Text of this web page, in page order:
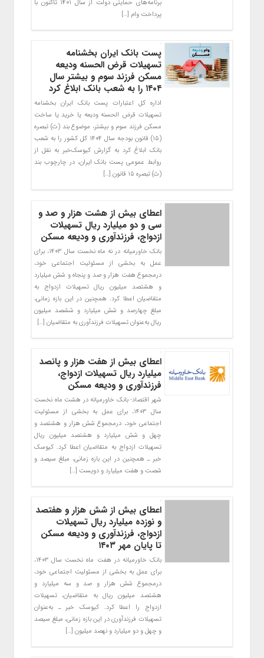
برنامه‌های حمایتی دولت از سال ۱۴۰۱ تاکنون با
پرداخت وام […]
پست بانک ایران بخشنامه
تسهیلات قرض الحسنه ودیعه
مسکن فرزند سوم و بیشتر سال
۱۴۰۴ را به شعب بانک ابلاغ کرد
اداره کل اعتبارات پست بانک ایران بخشنامه
تسهیلات قرض الحسنه ودیعه یا خرید یا ساخت
مسکن فرزند سوم و بیشتر، موضوع بند (ث) تبصره
(۱۵) قانون بودجه سال ۱۴۰۴ کل کشور را به شعب
بانک ابلاغ کرد به گزارش کیوسک‌خبر به نقل از
روابط عمومی پست بانک ایران، در چارچوب بند
(ث) تبصره ۱۵ قانون […]
اعطای بیش از هشت هزار و صد و
سی و دو میلیارد ریال تسهیلات
ازدواج، فرزندآوری و ودیعه مسکن
بانک خاورمیانه در نه ماه نخست سال ۱۴۰۳، برای
عمل به بخشی از مسئولیت اجتماعی خود،
درمجموع هفت هزار و صد و پنجاه و شش میلیارد
و هشتصد میلیون ریال تسهیلات ازدواج به
متقاضیان اعطا کرد. همچنین در این بازه زمانی،
مبلغ چهارصد و شش میلیارد و ششصد میلیون
ریال به‌عنوان تسهیلات فرزندآوری به متقاضیان […]
اعطای بیش از هفت هزار و پانصد
میلیارد ریال تسهیلات ازدواج،
فرزندآوری و ودیعه مسکن
شهر اقتصاد- بانک خاورمیانه در هشت ماه نخست
سال ۱۴۰۳، برای عمل به بخشی از مسئولیت
اجتماعی خود، درمجموع شش هزار و هشتصد و
چهل و شش میلیارد و هشتصد میلیون ریال
تسهیلات ازدواج به متقاضیان اعطا کرد. کیوسک
خبر ـ همچنین در این بازه زمانی، مبلغ سیصد و
شصت و هفت میلیارد و دویست […]
اعطای بیش از شش هزار و هفتصد
و نوزده میلیارد ریال تسهیلات
ازدواج، فرزندآوری و ودیعه مسکن
تا پایان مهر ۱۴۰۳
بانک خاورمیانه در هفت ماه نخست سال ۱۴۰۳،
برای عمل به بخشی از مسئولیت اجتماعی خود،
درمجموع شش هزار و صد و سه میلیارد و
هشتصد میلیون ریال به متقاضیان، تسهیلات
ازدواج را اعطا کرد. کیوسک خبر ـ به‌عنوان
تسهیلات فرزندآوری در این بازه زمانی، مبلغ سیصد
و چهل و دو میلیارد و نهصد میلیون […]